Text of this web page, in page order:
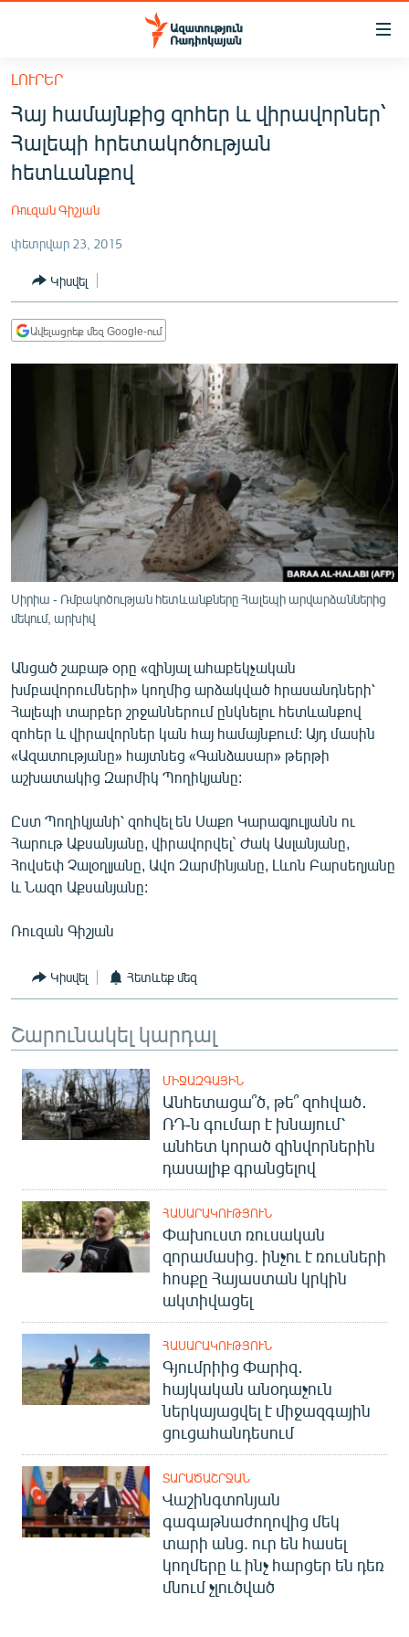
Մատչելիության
հիմնական
բովանդակությանը
Անցնել
հիմնական
մենյուին
ՀԱՅԱՍՏԱՆ
ՔԱՂԱՔԱԿԱՆ
ՏՆՏԵՍՈՒԹՅՈՒՆ
ՂԱՐԱԲԱՂ
ՄԻՋԱԶԳԱՅԻՆ
ՄՇԱԿՈՒՅԹ
ՍՊՈՐՏ
ՄԵԿՆԱԲԱՆՈՒԹՅՈՒՆ
ՏՏ ԵՒ ԻՆՏԵՐՆԵՏ
ԱՐԽԻՎ
ԲԱՆԱՎԵՃ
ՁԳՏԵԼՈՎ ԼԱՎԱԳՈՒՅՆԻՆ
ՓՈԴՔԱՍԹ
English
Русский
«Ազատության» բոլոր կայքերը
ԼՈՒՐԵՐ
Հայ համայնքից զոհեր և վիրավորներ՝
Հալեպի հրետակոծության
հետևանքով
Ռուզան Գիշյան
փետրվար 23, 2015
Կիսվել
Ավելացրեք մեզ Google-ում
Սիրիա - Ռմբակոծության հետևանքները Հալեպի արվարձաններից
մեկում, արխիվ
Անցած շաբաթ օրը «զինյալ ահաբեկչական
խմբավորումների» կողմից արձակված հրասանդների՝
Հալեպի տարբեր շրջաններում ընկնելու հետևանքով
զոհեր և վիրավորներ կան հայ համայնքում: Այդ մասին
«Ազատությանը» հայտնեց «Գանձասար» թերթի
աշխատակից Զարմիկ Պողիկյանը:
Ըստ Պողիկյանի՝ զոհվել են Սաքո Կարագյուլյանն ու
Հարութ Աքսանյանը, վիրավորվել` Ժակ Ասլանյանը,
Հովսեփ Չալօղլյանը, Ավո Զարմինյանը, Լևոն Բարսեղյանը
և Նազո Աքսանյանը:
Ռուզան Գիշյան
Կիսվել Հետևեք մեզ
Շարունակել կարդալ
ՄԻՋԱԶԳԱՅԻՆ
Անհետացա՞ծ, թե՞ զոհված․
ՌԴ-ն գումար է խնայում՝
անհետ կորած զինվորներին
դասալիք գրանցելով
ՀԱՍԱՐԱԿՈՒԹՅՈՒՆ
Փախուստ ռուսական
զորամասից. ինչու է ռուսների
հոսքը Հայաստան կրկին
ակտիվացել
ՀԱՍԱՐԱԿՈՒԹՅՈՒՆ
Գյումրիից Փարիզ․
հայկական անօդաչուն
ներկայացվել է միջազգային
ցուցահանդեսում
ՏԱՐԱԾԱՇՐՋԱՆ
Վաշինգտոնյան
գագաթնաժողովից մեկ
տարի անց. ուր են հասել
կողմերը և ինչ հարցեր են դեռ
մնում չլուծված